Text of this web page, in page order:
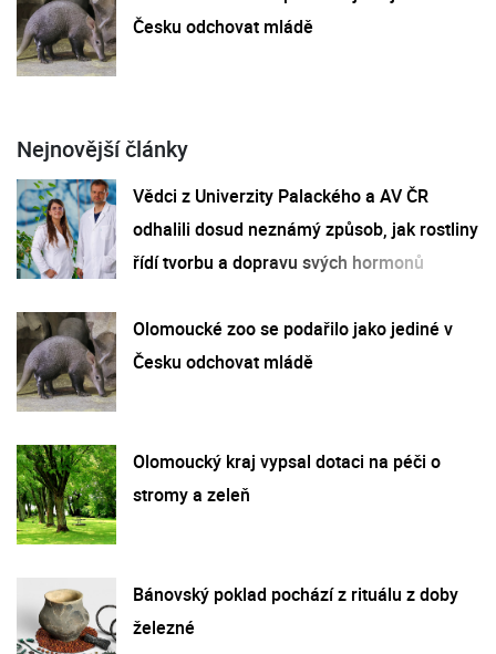
Česku odchovat mládě
Nejnovější články
Vědci z Univerzity Palackého a AV ČR
odhalili dosud neznámý způsob, jak rostliny
řídí tvorbu a dopravu svých hormonů
Olomoucké zoo se podařilo jako jediné v
Česku odchovat mládě
Olomoucký kraj vypsal dotaci na péči o
stromy a zeleň
Bánovský poklad pochází z rituálu z doby
železné